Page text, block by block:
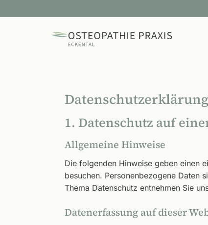
Inhalt
Datenschutz­erklärung
1. Datenschutz auf
Allgemeine Hinweise
Die folgenden Hinweise geben einen
besuchen. Personenbezogene Daten
Thema Datenschutz entnehmen Sie
Datenerfassung auf dieser